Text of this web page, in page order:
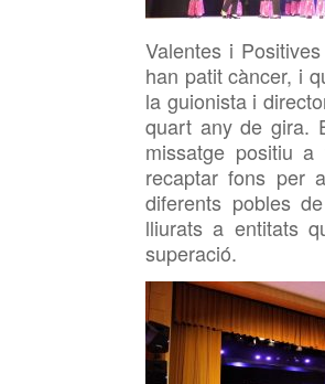
Valentes i
han patit càncer, i
la guionista i
quart any de gira.
missatge positiu
recaptar fons per
diferents pobles
lliurats a entitats
superació.